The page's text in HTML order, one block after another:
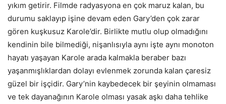
yıkım getirir. Filmde radyasyona en çok maruz kalan, bu
durumu saklayıp işine devam eden Gary’den çok zarar
gören kuşkusuz Karole’dir. Birlikte mutlu olup olmadığını
kendinin bile bilmediği, nişanlısıyla aynı işte aynı monoton
hayatı yaşayan Karole arada kalmakla beraber bazı
yaşanmışlıklardan dolayı evlenmek zorunda kalan çaresiz
güzel bir işçidir. Gary’nin kaybedecek bir şeyinin olmaması
ve tek dayanağının Karole olması yasak aşkı daha tehlike